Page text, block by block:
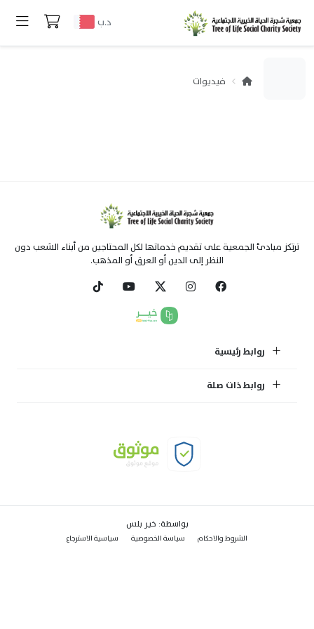
د.ب
فيديوات
ترتكز مبادئ الجمعية على تقديم خدماتها لكل المحتاجين من أبناء الشعب دون
النظر إلى الدين أو العرق أو المذهب.
روابط رئيسية
روابط ذات صلة
بواسطة: خير بلس
الشروط والاحكام سياسة الخصوصية سياسية الاسترجاع